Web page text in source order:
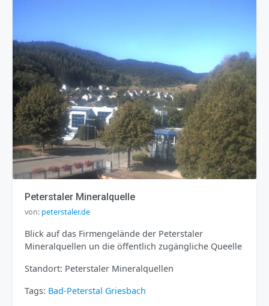
Peterstaler Mineralquelle
von: peterstaler.de
Blick auf das Firmengelände der Peterstaler
Mineralquellen un die öffentlich zugängliche Queelle
Standort: Peterstaler Mineralquellen
Tags: Bad-Peterstal Griesbach